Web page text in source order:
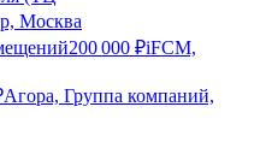
Москва
200 000 ₽iFCM,
Агора, Группа компаний,